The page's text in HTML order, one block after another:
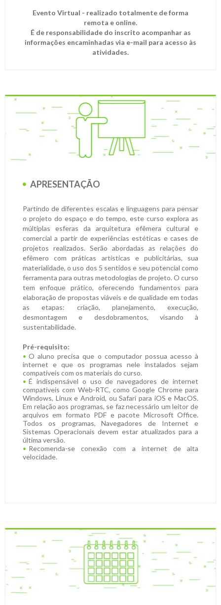
Evento Virtual - realizado totalmente de forma
remota e online.
É de responsabilidade do inscrito acompanhar as
informações encaminhadas via e-mail para acesso às
atividades.
APRESENTAÇÃO
Partindo de diferentes escalas e linguagens para pensar
o projeto do espaço e do tempo, este curso explora as
múltiplas esferas da arquitetura efêmera cultural e
comercial a partir de experiências estéticas e cases de
projetos realizados. Serão abordadas as relações do
efêmero com práticas artísticas e publicitárias, sua
materialidade, o uso dos 5 sentidos e seu potencial como
ferramenta para outras metodologias de projeto. O curso
tem enfoque prático, oferecendo fundamentos para
elaboração de propostas viáveis e de qualidade em todas
as etapas: criação, planejamento, execução,
desmontagem e desdobramentos, visando à
sustentabilidade.
Pré-requisito:
O aluno precisa que o computador possua acesso à
internet e que os programas nele instalados sejam
compatíveis com os materiais do curso.
É indispensável o uso de navegadores de internet
compatíveis com Web-RTC, como Google Chrome para
Windows, Linux e Android, ou Safari para iOS e MacOS.
Em relação aos programas, se faz necessário um leitor de
arquivos em formato PDF e pacote Microsoft Office.
Todos os programas, Navegadores de Internet e
Sistemas Operacionais devem estar atualizados para a
última versão.
Recomenda-se conexão com a internet de alta
velocidade.